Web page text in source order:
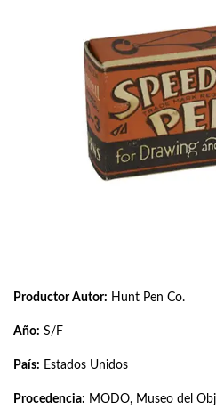
Productor Autor: Hunt Pen Co.
Año: S/F
País: Estados Unidos
Procedencia: MODO, Museo del